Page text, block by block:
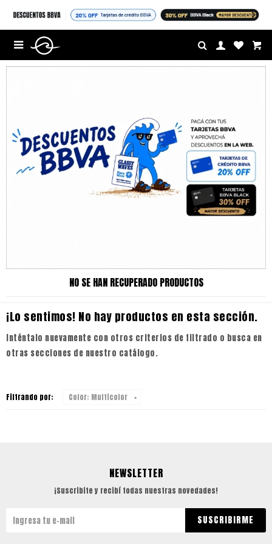


NO SE HAN RECUPERADO PRODUCTOS
¡Lo sentimos! No hay productos en esta sección.
Inténtalo nuevamente con otros criterios de filtrado o busca en
otras secciones de nuestro catálogo.
Filtrando por: Color: Multicolor
NEWSLETTER
¡Suscribite y recibí todas nuestras novedades!
SUSCRIBIRME